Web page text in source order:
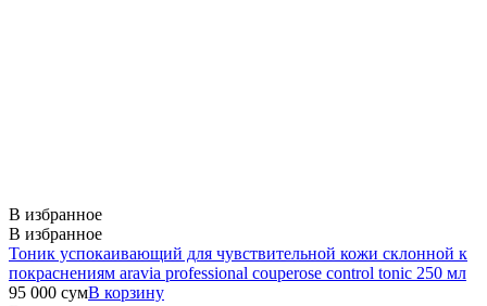
В избранное
В избранное
Тоник успокаивающий для чувствительной кожи склонной к
покраснениям aravia professional couperose control tonic 250 мл
95 000 сумВ корзину